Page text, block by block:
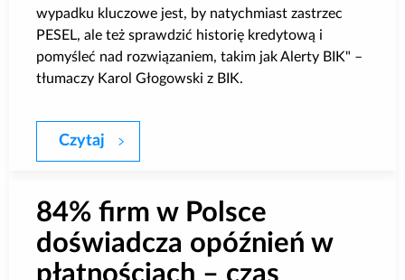
wypadku kluczowe jest, by natychmiast zastrzec
PESEL, ale też sprawdzić historię kredytową i
pomyśleć nad rozwiązaniem, takim jak Alerty BIK" –
tłumaczy Karol Głogowski z BIK.
Czytaj Smartfon – start ścieżki zakupowej i cel
84% firm w Polsce
doświadcza opóźnień w
płatnościach – czas